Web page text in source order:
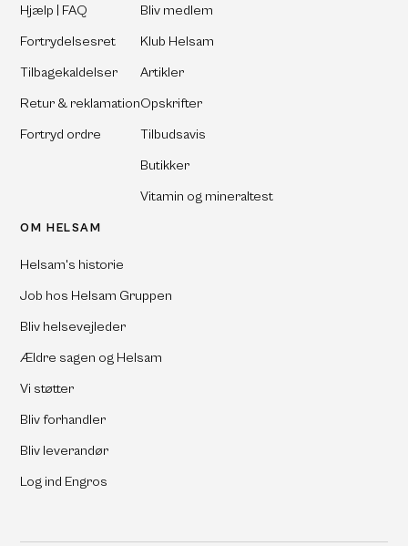
Hjælp | FAQ
Fortrydelsesret
Tilbagekaldelser
Retur & reklamation
Fortryd ordre
Bliv medlem
Klub Helsam
Artikler
Opskrifter
Tilbudsavis
Butikker
Vitamin og mineraltest
OM HELSAM
Helsam's historie
Job hos Helsam Gruppen
Bliv helsevejleder
Ældre sagen og Helsam
Vi støtter
Bliv forhandler
Bliv leverandør
Log ind Engros